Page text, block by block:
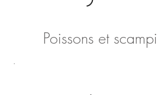
Poissons et scampi